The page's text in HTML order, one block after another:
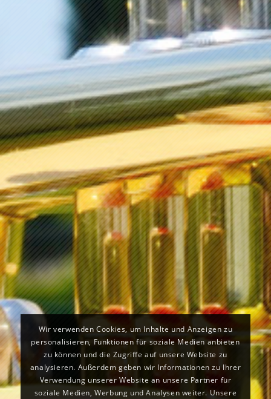
Wir verwenden Cookies, um Inhalte und Anzeigen zu
personalisieren, Funktionen für soziale Medien anbieten
zu können und die Zugriffe auf unsere Website zu
analysieren. Außerdem geben wir Informationen zu Ihrer
Verwendung unserer Website an unsere Partner für
soziale Medien, Werbung und Analysen weiter. Unsere